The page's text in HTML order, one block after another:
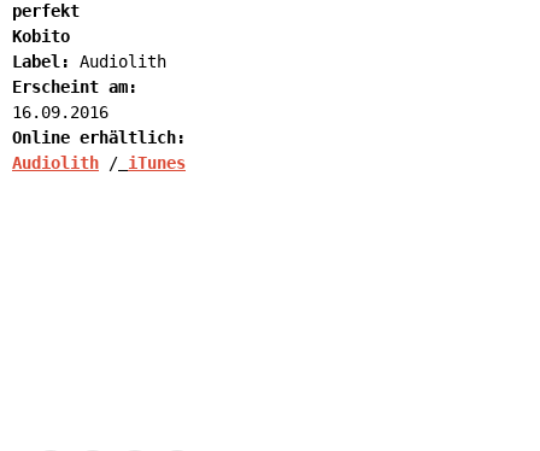
perfekt
Kobito
Label:
Audiolith
Erscheint am:
16.09.2016
Online erhältlich:
Audiolith / iTunes